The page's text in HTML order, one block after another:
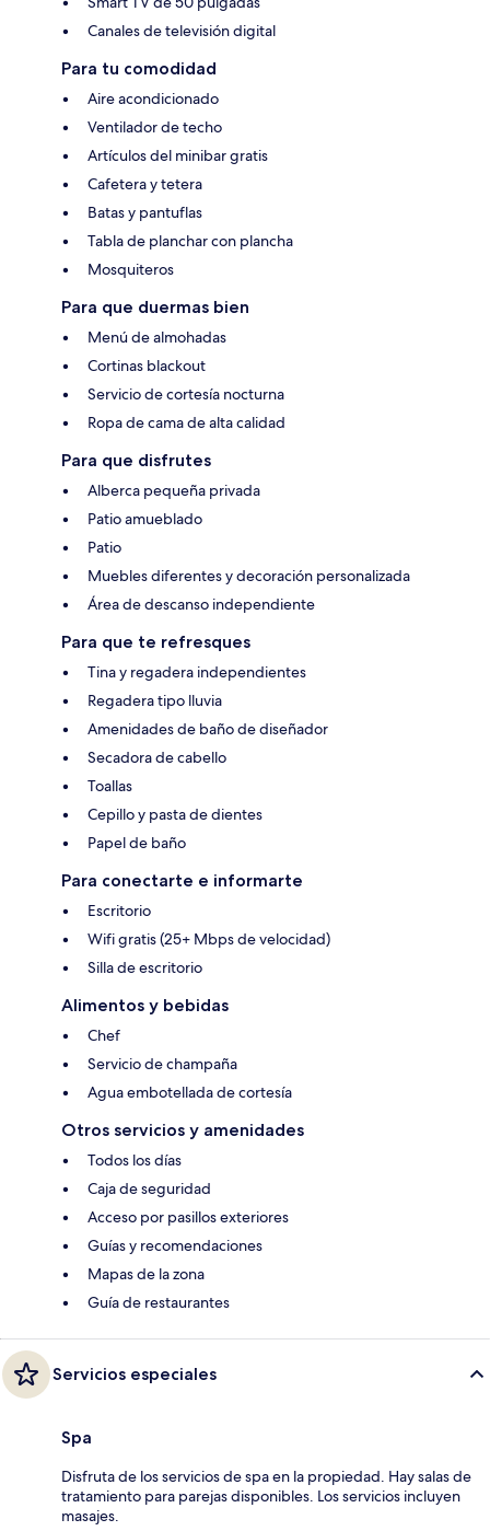
Canales de televisión digital
Para tu comodidad
Aire acondicionado
Ventilador de techo
Artículos del minibar gratis
Cafetera y tetera
Batas y pantuflas
Tabla de planchar con plancha
Mosquiteros
Para que duermas bien
Menú de almohadas
Cortinas blackout
Servicio de cortesía nocturna
Ropa de cama de alta calidad
Para que disfrutes
Alberca pequeña privada
Patio amueblado
Patio
Muebles diferentes y decoración personalizada
Área de descanso independiente
Para que te refresques
Tina y regadera independientes
Regadera tipo lluvia
Amenidades de baño de diseñador
Secadora de cabello
Toallas
Cepillo y pasta de dientes
Papel de baño
Para conectarte e informarte
Escritorio
Wifi gratis (25+ Mbps de velocidad)
Silla de escritorio
Alimentos y bebidas
Chef
Servicio de champaña
Agua embotellada de cortesía
Otros servicios y amenidades
Todos los días
Caja de seguridad
Acceso por pasillos exteriores
Guías y recomendaciones
Mapas de la zona
Guía de restaurantes
Servicios especiales
Spa
Disfruta de los servicios de spa en la propiedad. Hay salas de
tratamiento para parejas disponibles. Los servicios incluyen
masajes.